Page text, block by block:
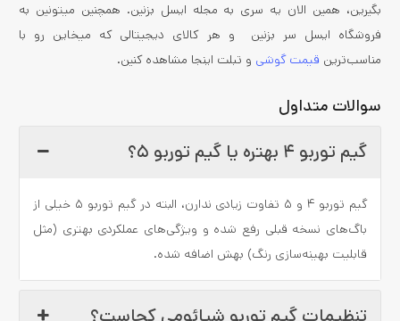
بگیرین، همین الان یه سری به مجله ایسل بزنین. همچنین میتونین به
فروشگاه ایسل سر بزنین و هر کالای دیجیتالی که میخاین رو با
مناسب‌ترین قیمت گوشی و تبلت اینجا مشاهده کنین.
سوالات متداول
گیم توربو ۴ بهتره یا گیم توربو ۵؟
گیم توربو ۴ و ۵ تفاوت زیادی ندارن، البته در گیم توربو ۵ خیلی از
باگ‌های نسخه قبلی رفع شده و ویژگی‌های عملکردی بهتری (مثل
قابلیت بهینه‌سازی رنگ) بهش اضافه شده.